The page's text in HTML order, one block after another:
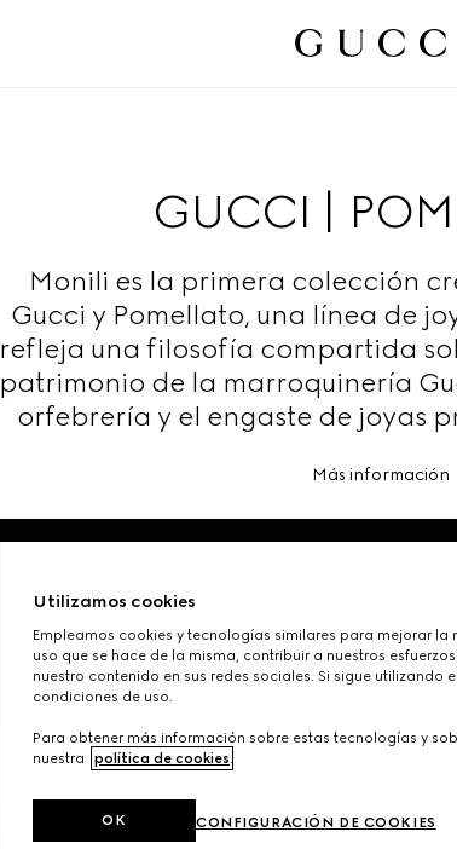
GUCCI |
Monili es la primera colección
Gucci y Pomellato, una línea de
refleja una filosofía compartida
patrimonio de la marroquinería
orfebrería y el engaste de joyas
Más información
Utilizamos cookies
Empleamos cookies y tecnologías similares para mejorar la
uso que se hace de la misma, contribuir a nuestros
nuestro contenido en sus redes sociales. Si sigue utilizando
condiciones de uso.
Para obtener más información sobre estas tecnologías y
nuestra
política de cookies.
CONFIGURACIÓN DE COOKIES
OK